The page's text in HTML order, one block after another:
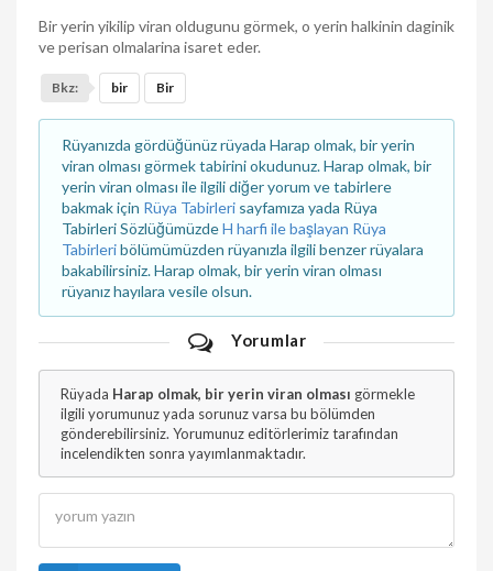
Bir yerin yikilip viran oldugunu görmek, o yerin halkinin daginik
ve perisan olmalarina isaret eder.
Bkz: bir Bir
Rüyanızda gördüğünüz rüyada Harap olmak, bir yerin
viran olması görmek tabirini okudunuz. Harap olmak, bir
yerin viran olması ile ilgili diğer yorum ve tabirlere
bakmak için Rüya Tabirleri sayfamıza yada Rüya
Tabirleri SözlüğümüzdeH harfi ile başlayan Rüya
Tabirleribölümümüzden rüyanızla ilgili benzer rüyalara
bakabilirsiniz. Harap olmak, bir yerin viran olması
rüyanız hayılara vesile olsun.
Yorumlar
Rüyada Harap olmak, bir yerin viran olması görmekle
ilgili yorumunuz yada sorunuz varsa bu bölümden
gönderebilirsiniz. Yorumunuz editörlerimiz tarafından
incelendikten sonra yayımlanmaktadır.